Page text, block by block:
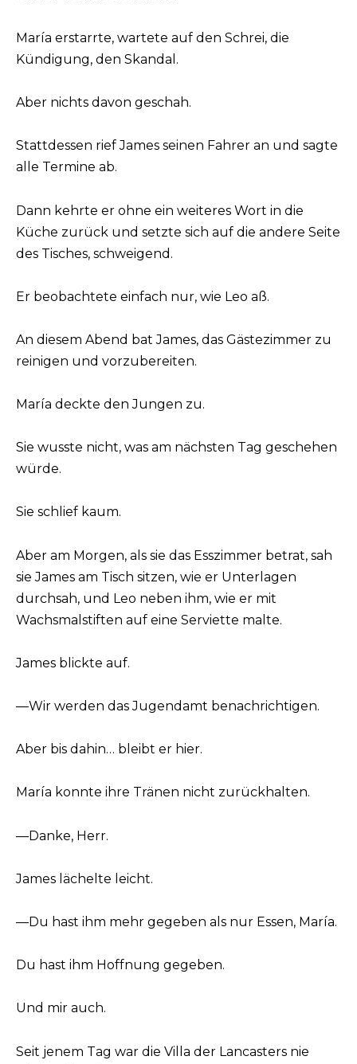
María erstarrte, wartete auf den Schrei, die
Kündigung, den Skandal.
Aber nichts davon geschah.
Stattdessen rief James seinen Fahrer an und sagte
alle Termine ab.
Dann kehrte er ohne ein weiteres Wort in die
Küche zurück und setzte sich auf die andere Seite
des Tisches, schweigend.
Er beobachtete einfach nur, wie Leo aß.
An diesem Abend bat James, das Gästezimmer zu
reinigen und vorzubereiten.
María deckte den Jungen zu.
Sie wusste nicht, was am nächsten Tag geschehen
würde.
Sie schlief kaum.
Aber am Morgen, als sie das Esszimmer betrat, sah
sie James am Tisch sitzen, wie er Unterlagen
durchsah, und Leo neben ihm, wie er mit
Wachsmalstiften auf eine Serviette malte.
James blickte auf.
—Wir werden das Jugendamt benachrichtigen.
Aber bis dahin… bleibt er hier.
María konnte ihre Tränen nicht zurückhalten.
—Danke, Herr.
James lächelte leicht.
—Du hast ihm mehr gegeben als nur Essen, María.
Du hast ihm Hoffnung gegeben.
Und mir auch.
Seit jenem Tag war die Villa der Lancasters nie